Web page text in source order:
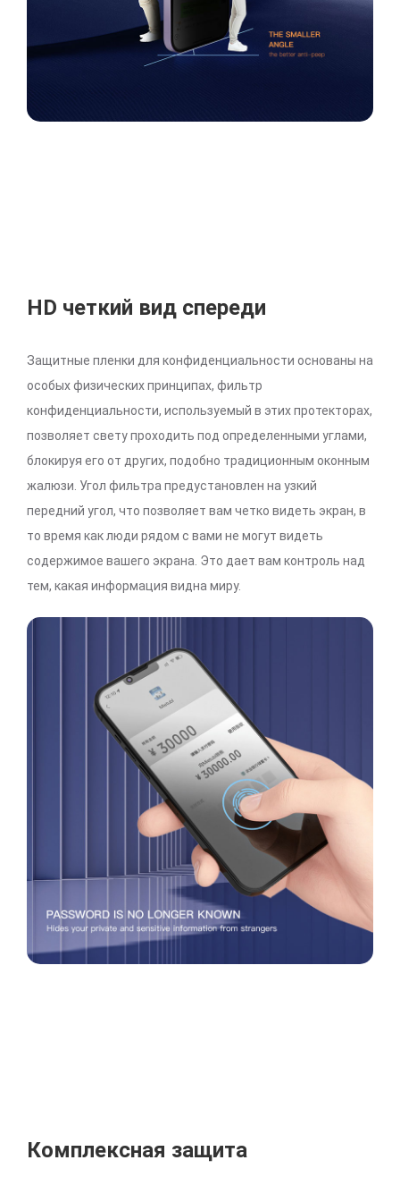
HD четкий вид спереди
Защитные пленки для конфиденциальности основаны на
особых физических принципах, фильтр
конфиденциальности, используемый в этих протекторах,
позволяет свету проходить под определенными углами,
блокируя его от других, подобно традиционным оконным
жалюзи. Угол фильтра предустановлен на узкий
передний угол, что позволяет вам четко видеть экран, в
то время как люди рядом с вами не могут видеть
содержимое вашего экрана. Это дает вам контроль над
тем, какая информация видна миру.
Комплексная защита